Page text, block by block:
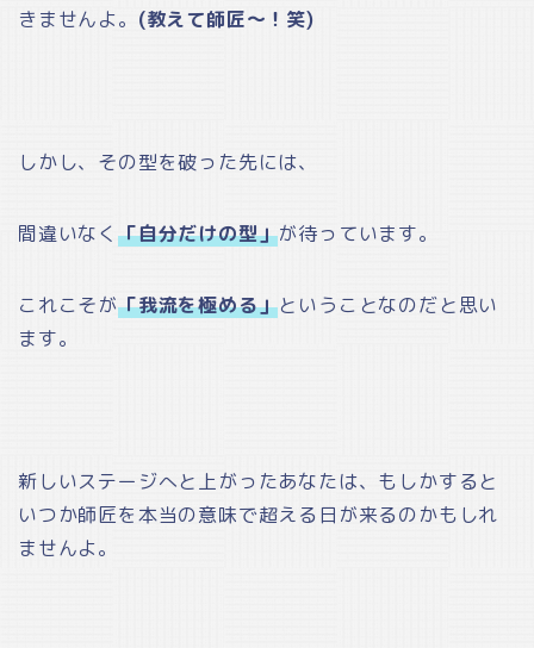
きませんよ。 (教えて師匠～！笑)
しかし、その型を破った先には、
間違いなく 「自分だけの型」が待っています。
これこそが「我流を極める」ということなのだと思い
ます。
新しいステージへと上がったあなたは、もしかすると
いつか師匠を本当の意味で超える日が来るのかもしれ
ませんよ。